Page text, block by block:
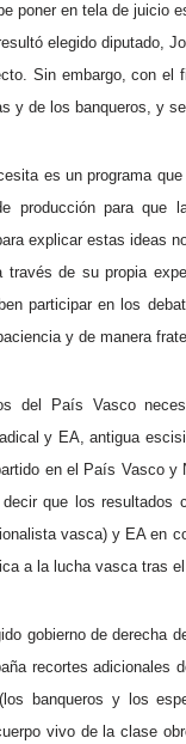
poner en tela de juicio
elegido diputado,
Sin embargo, con el
y de los banqueros, y
es un programa
producción para que
explicar estas ideas
través de su propia
participar en los
y de manera
del País Vasco
y EA, antigua
en el País Vasco y
que los resultados
vasca) y EA en
a la lucha vasca tras
gobierno de derecha
recortes adicionales
banqueros y los
vivo de la clase